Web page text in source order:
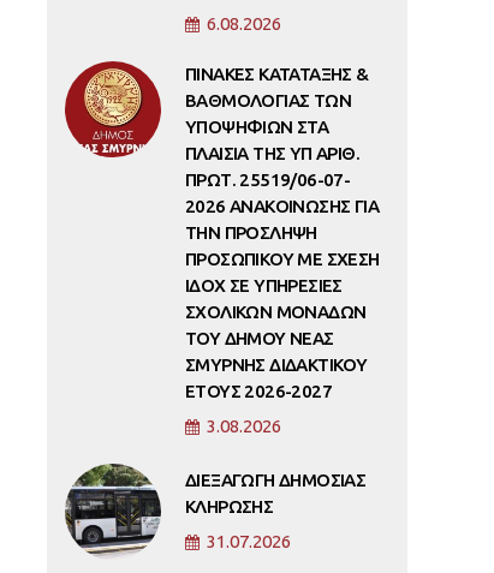
6.08.2026
ΠΙΝΑΚΕΣ ΚΑΤΑΤΑΞΗΣ &
ΒΑΘΜΟΛΟΓΙΑΣ ΤΩΝ
ΥΠΟΨΗΦΙΩΝ ΣΤΑ
ΠΛΑΙΣΙΑ ΤΗΣ ΥΠ ΑΡΙΘ.
ΠΡΩΤ. 25519/06-07-
2026 ΑΝΑΚΟΙΝΩΣΗΣ ΓΙΑ
ΤΗΝ ΠΡΟΣΛΗΨΗ
ΠΡΟΣΩΠΙΚΟΥ ΜΕ ΣΧΕΣΗ
ΙΔΟΧ ΣΕ ΥΠΗΡΕΣΙΕΣ
ΣΧΟΛΙΚΩΝ ΜΟΝΑΔΩΝ
ΤΟΥ ΔΗΜΟΥ ΝΕΑΣ
ΣΜΥΡΝΗΣ ΔΙΔΑΚΤΙΚΟΥ
ΕΤΟΥΣ 2026-2027
3.08.2026
ΔΙΕΞΑΓΩΓΗ ΔΗΜΟΣΙΑΣ
ΚΛΗΡΩΣΗΣ
31.07.2026